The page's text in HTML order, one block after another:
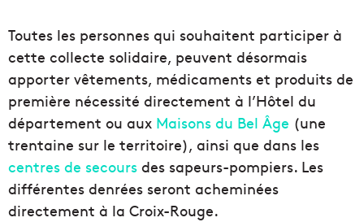
Toutes les personnes qui souhaitent participer à
cette collecte solidaire, peuvent désormais
apporter vêtements, médicaments et produits de
première nécessité directement à l’Hôtel du
département ou aux Maisons du Bel Âge (une
trentaine sur le territoire), ainsi que dans les
centres de secours des sapeurs-pompiers. Les
différentes denrées seront acheminées
directement à la Croix-Rouge.